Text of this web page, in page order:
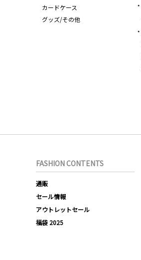
カードケース
グッズ/その他
FASHION CONTENTS
通販
セール情報
アウトレットセール
福袋 2025